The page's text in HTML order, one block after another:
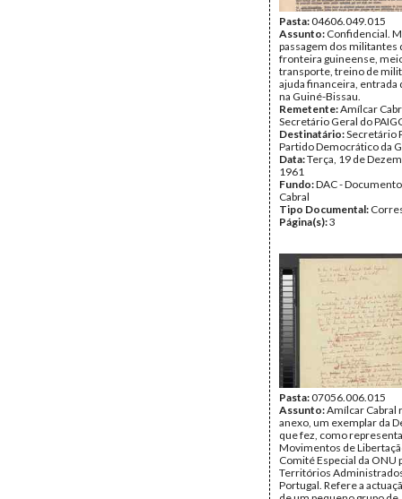
Pasta:04606.049.015
Assunto: Confidencial.
passagem dos militantes
fronteira guineense,
transporte, treino de
ajuda financeira, entrada
na Guiné-Bissau.
Remetente:Amílcar
Secretário Geral do
Destinatário:Secretário
Partido Democrático da
Data:Terça, 19 de
1961
Fundo:DAC -
Cabral
Tipo Documental:
Página(s):3
Pasta:07056.006.015
Assunto:Amílcar Cabral
anexo, um exemplar da
que fez, como
Movimentos de
Comité Especial da ONU
Territórios
Portugal. Refere a